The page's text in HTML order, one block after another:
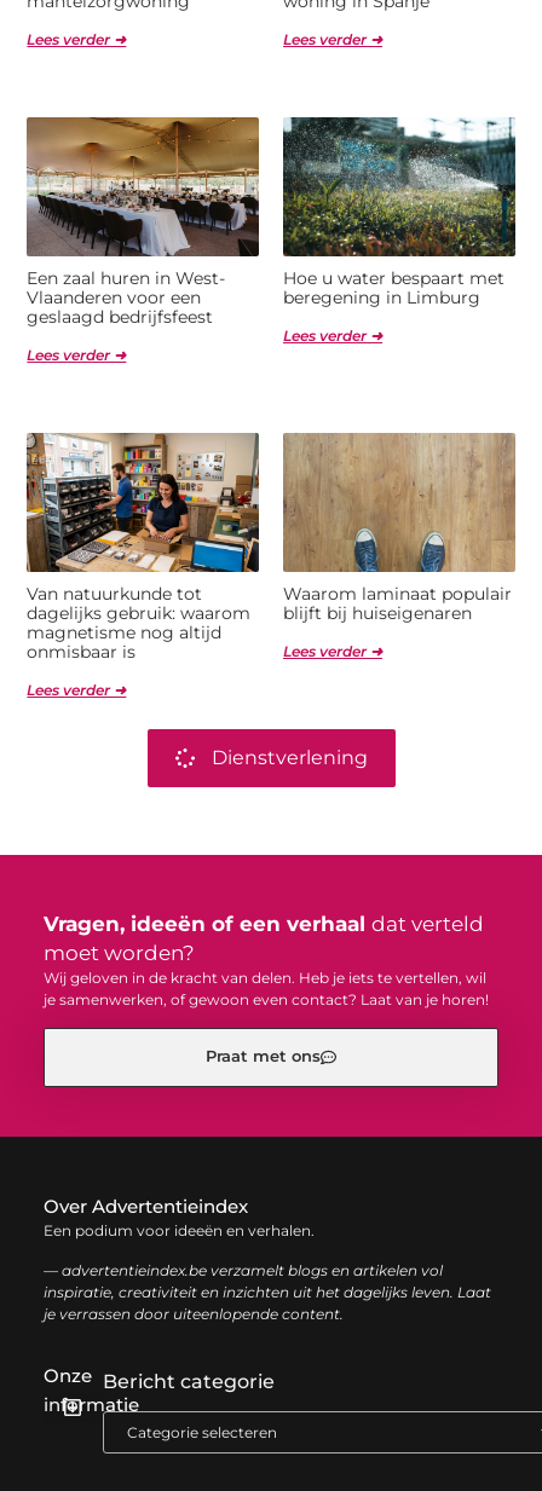
Lees verder ➜ Lees verder ➜
Een zaal huren in West-
Vlaanderen voor een
geslaagd bedrijfsfeest
Lees verder ➜
Hoe u water bespaart met
beregening in Limburg
Lees verder ➜
Van natuurkunde tot
dagelijks gebruik: waarom
magnetisme nog altijd
onmisbaar is
Lees verder ➜
Waarom laminaat populair
blijft bij huiseigenaren
Lees verder ➜
Dienstverlening
Vragen, ideeën of een verhaal dat verteld
moet worden?
Wij geloven in de kracht van delen. Heb je iets te vertellen, wil
je samenwerken, of gewoon even contact? Laat van je horen!
Praat met ons
Over Advertentieindex
Een podium voor ideeën en verhalen.
— advertentieindex.be verzamelt blogs en artikelen vol
inspiratie, creativiteit en inzichten uit het dagelijks leven. Laat
je verrassen door uiteenlopende content.
Onze
informatie
Bericht categorie